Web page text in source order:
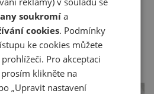
naše sportovní
mísíme s moderními
soukromí a
cookies. Podmínky
ke cookies můžete
Pro akceptaci
klikněte na
„Upravit nastavení